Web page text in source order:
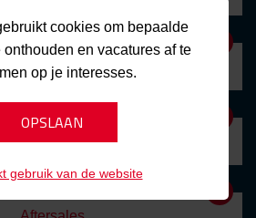
Management
Administratief
cookies om bepaalde
onthouden en vacatures af te
op je interesses.
gebruik van de website